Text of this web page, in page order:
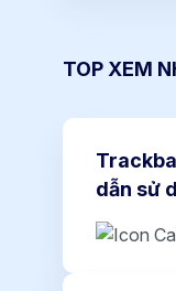
TOP XEM
dẫn sử